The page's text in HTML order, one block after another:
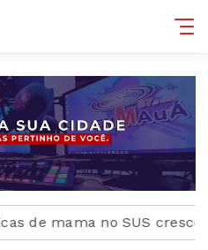
no SUS crescem mais